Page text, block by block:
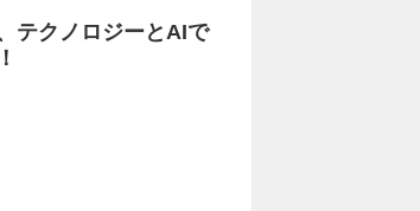
テクノロジーとAIで